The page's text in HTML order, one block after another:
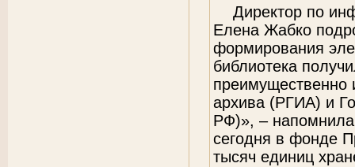
Директор по
Елена Жабко
формирования
библиотека
преимущественно
архива (РГИА) и
РФ)», –
сегодня в фонде
тысяч единиц